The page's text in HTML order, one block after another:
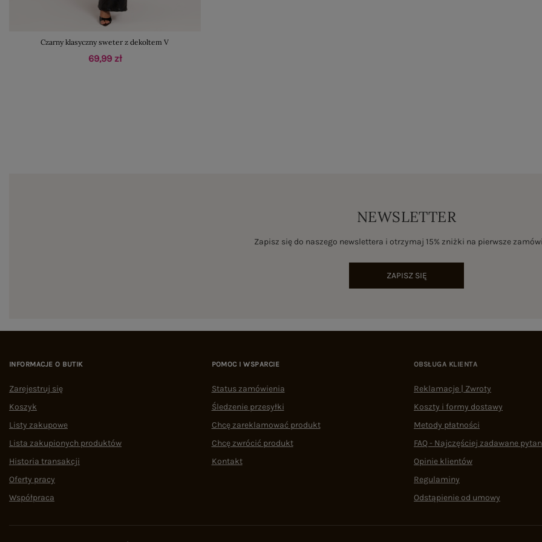
Czarny klasyczny sweter z dekoltem V
69,99 zł
NEWSLETTER
Zapisz się do naszego newslettera i otrzymaj 15% zniżki na pierwsze
ZAPISZ SIĘ
INFORMACJE O BUTIK
Zarejestruj się
Koszyk
Listy zakupowe
Lista zakupionych produktów
Historia transakcji
Oferty pracy
Współpraca
POMOC I WSPARCIE
Status zamówienia
Śledzenie przesyłki
Chcę zareklamować produkt
Chcę zwrócić produkt
Kontakt
OBSŁUGA KLIENTA
Reklamacje | Zwroty
Koszty i formy dostawy
Metody płatności
FAQ - Najczęściej zadawane
Opinie klientów
Regulaminy
Odstąpienie od umowy